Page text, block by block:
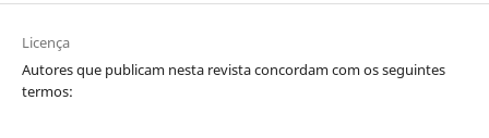
Licença
Autores que publicam nesta revista concordam com os seguintes
termos: